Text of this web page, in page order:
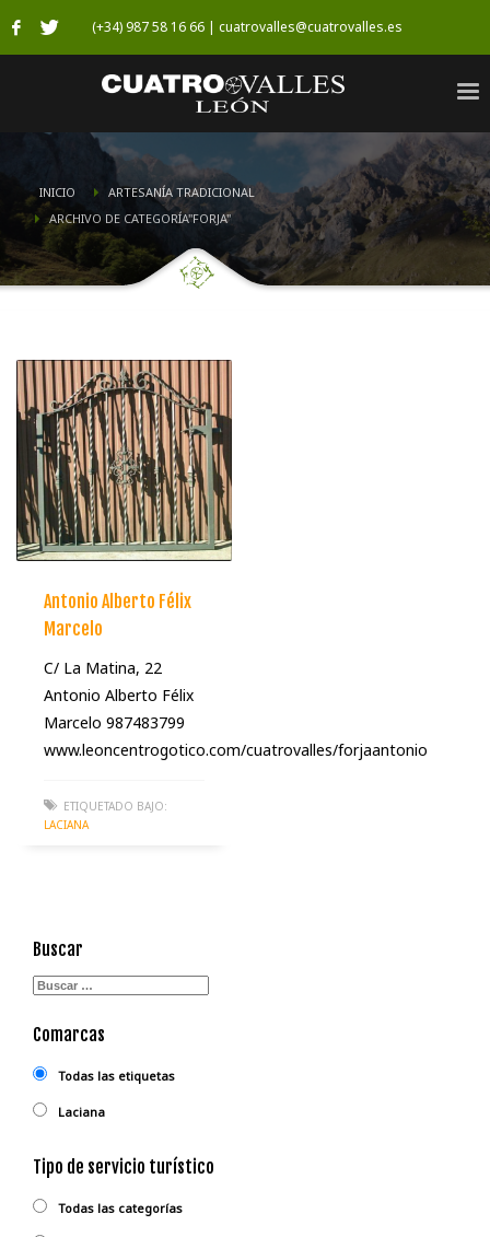
(+34) 987 58 16 66 | cuatrovalles@cuatrovalles.es
INICIO
ARTESANÍ­A TRADICIONAL
ARCHIVO DE CATEGORÍA"FORJA"
Antonio Alberto Félix
Marcelo
C/ La Matina, 22
Antonio Alberto Félix
Marcelo 987483799
www.leoncentrogotico.com/cuatrovalles/forjaantonio
ETIQUETADO BAJO:
LACIANA
Buscar
Comarcas
Todas las etiquetas
Laciana
Tipo de servicio turístico
Todas las categorías